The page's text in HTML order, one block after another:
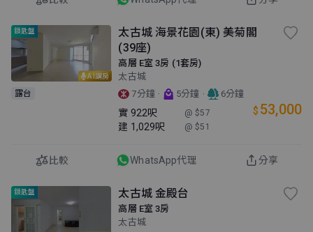
AI講房
鎖匙盤
露台
太古城 海景花園(東) 美菊閣
(39座)
高層 E室 3房 (1套房)
太古城
7分鐘 · 5分鐘 · 6分鐘
實 922呎 @ $57
建 1,029呎 @ $51
$ 53,000
比較 WhatsApp代理 分享
鎖匙盤 太古城 金殿台
高層 E室 3房
太古城